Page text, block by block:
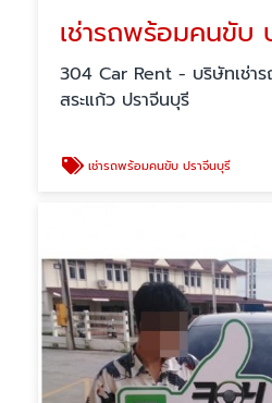
เช่ารถพร้อมคนขับ
304 Car Rent - บริษัทเช่า
สระแก้ว ปราจีนบุรี
เช่ารถพร้อมคนขับ ปราจีนบุรี